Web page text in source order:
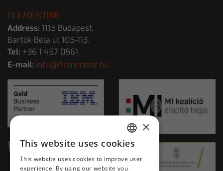
CLEMENTINE
Address: 1115 Budapest,
Bartók Béla út 105-113.
Tel: +36 1 457 0561
E-mail: info@clementine.hu
HUNGARIAN
ENGLISH
×
This website uses cookies
This website uses cookies to improve user
experience. By using our website you